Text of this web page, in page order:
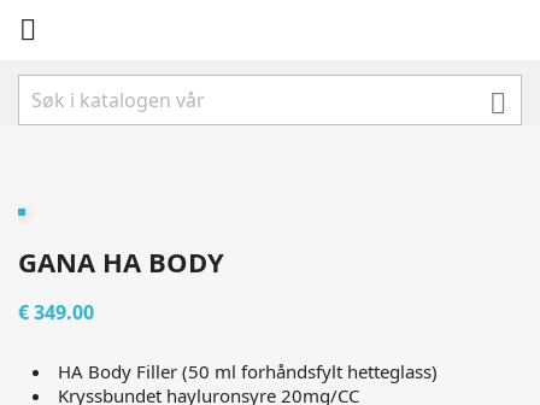


GANA HA BODY
€ 349.00
HA Body Filler (50 ml forhåndsfylt hetteglass)
Kryssbundet hayluronsyre 20mg/CC